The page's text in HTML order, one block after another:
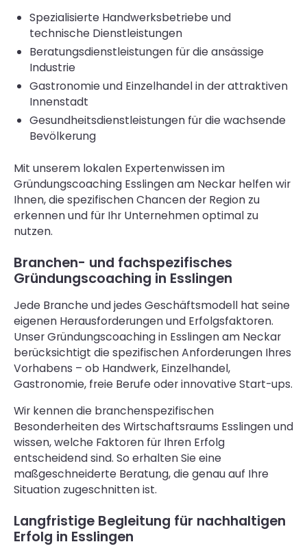
Spezialisierte Handwerksbetriebe und
technische Dienstleistungen
Beratungsdienstleistungen für die ansässige
Industrie
Gastronomie und Einzelhandel in der attraktiven
Innenstadt
Gesundheitsdienstleistungen für die wachsende
Bevölkerung
Mit unserem lokalen Expertenwissen im
Gründungscoaching Esslingen am Neckar helfen wir
Ihnen, die spezifischen Chancen der Region zu
erkennen und für Ihr Unternehmen optimal zu
nutzen.
Branchen- und fachspezifisches
Gründungscoaching in Esslingen
Jede Branche und jedes Geschäftsmodell hat seine
eigenen Herausforderungen und Erfolgsfaktoren.
Unser Gründungscoaching in Esslingen am Neckar
berücksichtigt die spezifischen Anforderungen Ihres
Vorhabens – ob Handwerk, Einzelhandel,
Gastronomie, freie Berufe oder innovative Start-ups.
Wir kennen die branchenspezifischen
Besonderheiten des Wirtschaftsraums Esslingen und
wissen, welche Faktoren für Ihren Erfolg
entscheidend sind. So erhalten Sie eine
maßgeschneiderte Beratung, die genau auf Ihre
Situation zugeschnitten ist.
Langfristige Begleitung für nachhaltigen
Erfolg in Esslingen